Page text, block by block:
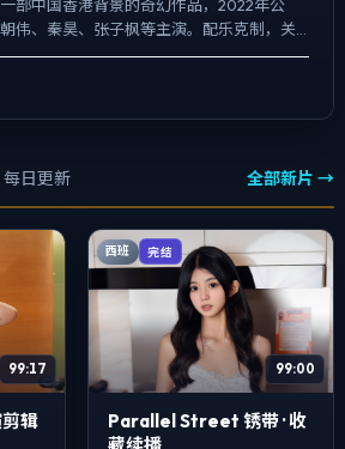
部中国香港背景的奇幻作品，2022年公
伟、秦昊、张子枫等主演。配乐克制，关
绪，悬疑外壳下，更想讨论的是「记忆是...
日更新 全部新片 →
99:17
辑
西班 完结
99:00
Parallel Street 锈带 · 收